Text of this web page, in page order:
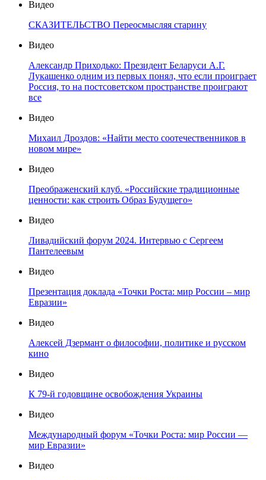
Видео
СКАЗИТЕЛЬСТВО Переосмысляя старину
Видео
Александр Приходько: Президент Беларуси А.Г.
Лукашенко одним из первых понял, что если проиграет
Россия, то на постсоветском пространстве проиграют
все
Видео
Михаил Дроздов: «Найти место соотечественников в
новом мире»
Видео
Преображенский клуб. «Российские традиционные
ценности: как строить Образ Будущего»
Видео
Ливадийский форум 2024. Интервью с Сергеем
Пантелеевым
Видео
Презентация доклада «Точки Роста: мир России – мир
Евразии»
Видео
Алексей Дзермант о философии, политике и русском
кино
Видео
К 79-й годовщине освобождения Украины
Видео
Международный форум «Точки Роста: мир России —
мир Евразии»
Видео